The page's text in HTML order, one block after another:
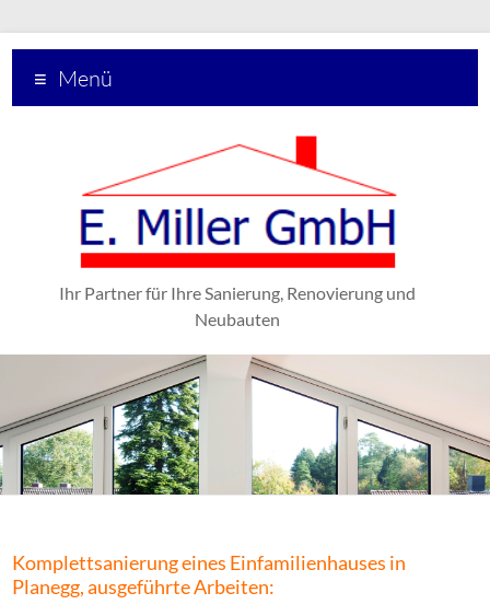
Menü
Ihr Partner für Ihre Sanierung, Renovierung und
Neubauten
Komplettsanierung eines Einfamilienhauses in
Planegg, ausgeführte Arbeiten: